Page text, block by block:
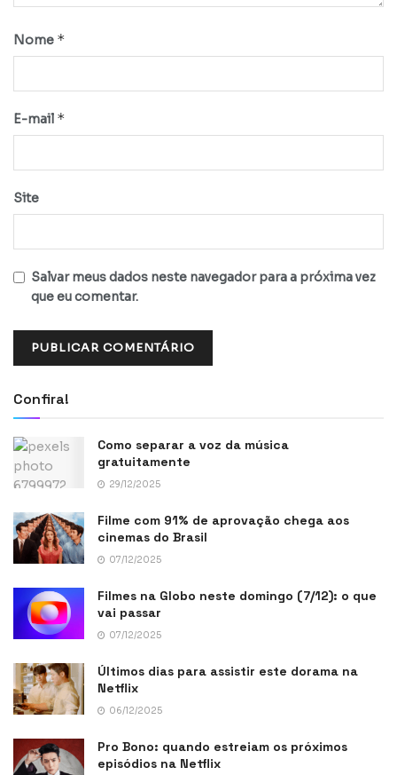
Nome *
E-mail *
Site
Salvar meus dados neste navegador para a próxima vez
que eu comentar.
Confira!
Como separar a voz da música
gratuitamente
29/12/2025
Filme com 91% de aprovação chega aos
cinemas do Brasil
07/12/2025
Filmes na Globo neste domingo (7/12): o que
vai passar
07/12/2025
Últimos dias para assistir este dorama na
Netflix
06/12/2025
Pro Bono: quando estreiam os próximos
episódios na Netflix